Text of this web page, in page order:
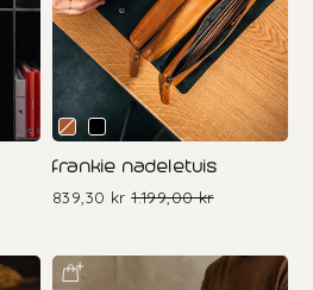
frankie nadeletuis
839,30 krSonderpreis
Normaler
1.199,00 kr